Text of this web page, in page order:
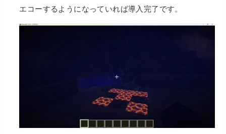
エコーするようになっていれば導入完了です。